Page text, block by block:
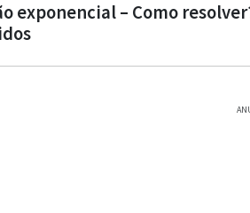
exponencial – Como